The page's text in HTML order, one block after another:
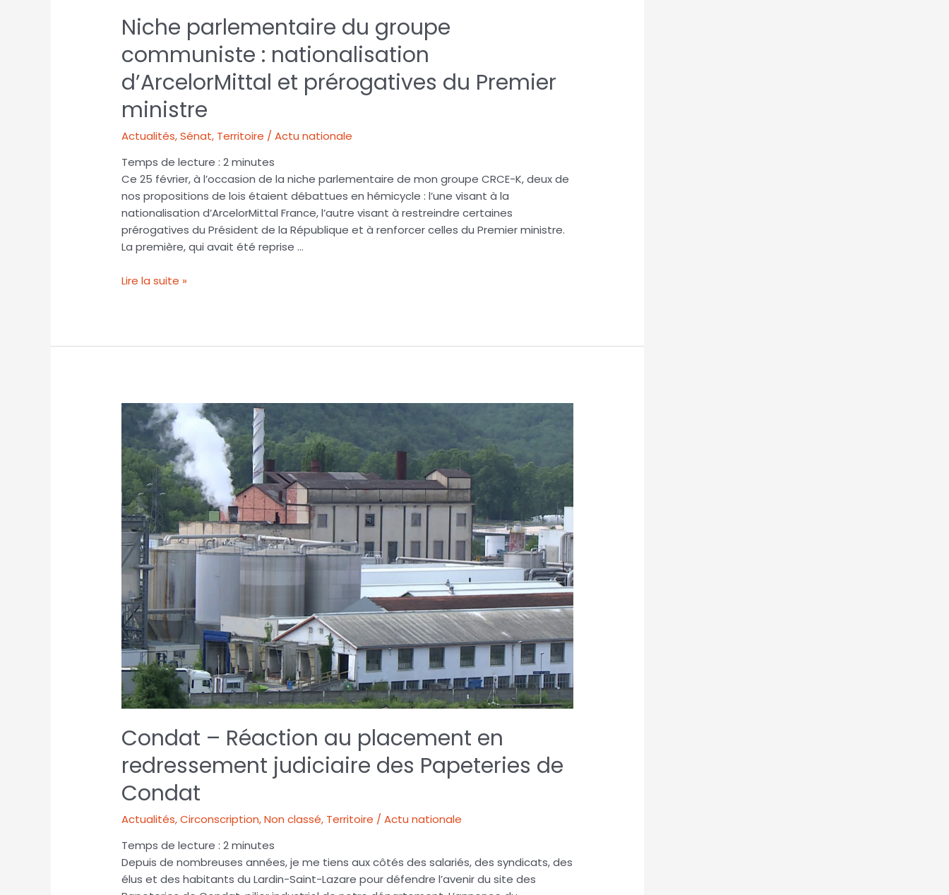
Niche parlementaire du groupe
communiste : nationalisation
d’ArcelorMittal et prérogatives du Premier
ministre
Actualités,Sénat, Territoire / Actu nationale
Temps de lecture :2minutes
Ce 25 février, à l’occasion de la niche parlementaire de mon groupe CRCE-K, deux de
nos propositions de lois étaient débattues en hémicycle : l’une visant à la
nationalisation d’ArcelorMittal France, l’autre visant à restreindre certaines
prérogatives du Président de la République et à renforcer celles du Premier ministre.
La première, qui avait été reprise …
Lire la suite »
Condat – Réaction au placement en
redressement judiciaire des Papeteries de
Condat
Actualités,Circonscription,Non classé, Territoire / Actu nationale
Temps de lecture :2minutes
Depuis de nombreuses années, je me tiens aux côtés des salariés, des syndicats, des
élus et des habitants du Lardin-Saint-Lazare pour défendre l’avenir du site des